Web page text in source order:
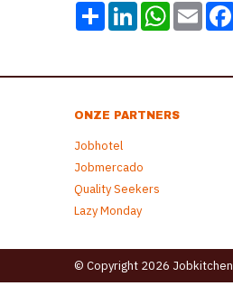
Share LinkedInWhatsApp
Email
ONZE PARTNERS
Jobhotel
Jobmercado
Quality Seekers
Lazy Monday
© Copyright 2026 Jobkitchen